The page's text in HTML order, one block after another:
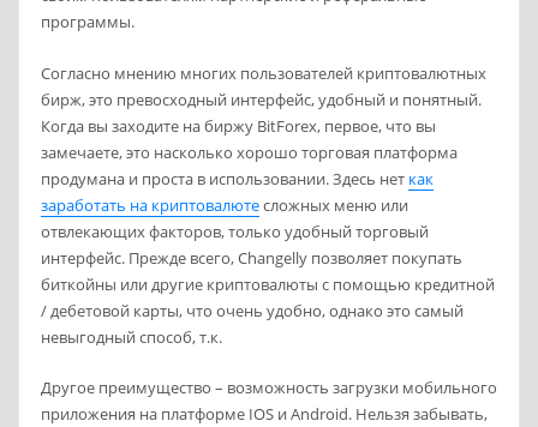
программы.
Согласно мнению многих пользователей криптовалютных
бирж, это превосходный интерфейс, удобный и понятный.
Когда вы заходите на биржу BitForex, первое, что вы
замечаете, это насколько хорошо торговая платформа
продумана и проста в использовании. Здесь нет как
заработать на криптовалютесложных меню или
отвлекающих факторов, только удобный торговый
интерфейс. Прежде всего, Changelly позволяет покупать
биткойны или другие криптовалюты с помощью кредитной
/ дебетовой карты, что очень удобно, однако это самый
невыгодный способ, т.к.
Другое преимущество – возможность загрузки мобильного
приложения на платформе IOS и Android. Нельзя забывать,